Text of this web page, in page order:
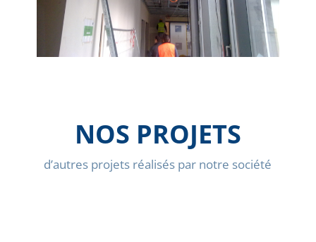
NOS PROJETS
d’autres projets réalisés par notre société